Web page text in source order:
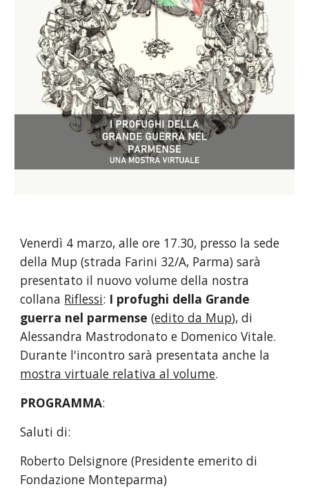
Venerdì 4 marzo, alle ore 17.30, presso la sede
della Mup (strada Farini 32/A, Parma) sarà
presentato il nuovo volume della nostra
collana Riflessi: I profughi della Grande
guerra nel parmense (edito da Mup), di
Alessandra Mastrodonato e Domenico Vitale.
mostra virtuale relativa al volume.
PROGRAMMA:
Saluti di:
Roberto Delsignore (Presidente emerito di
Fondazione Monteparma)